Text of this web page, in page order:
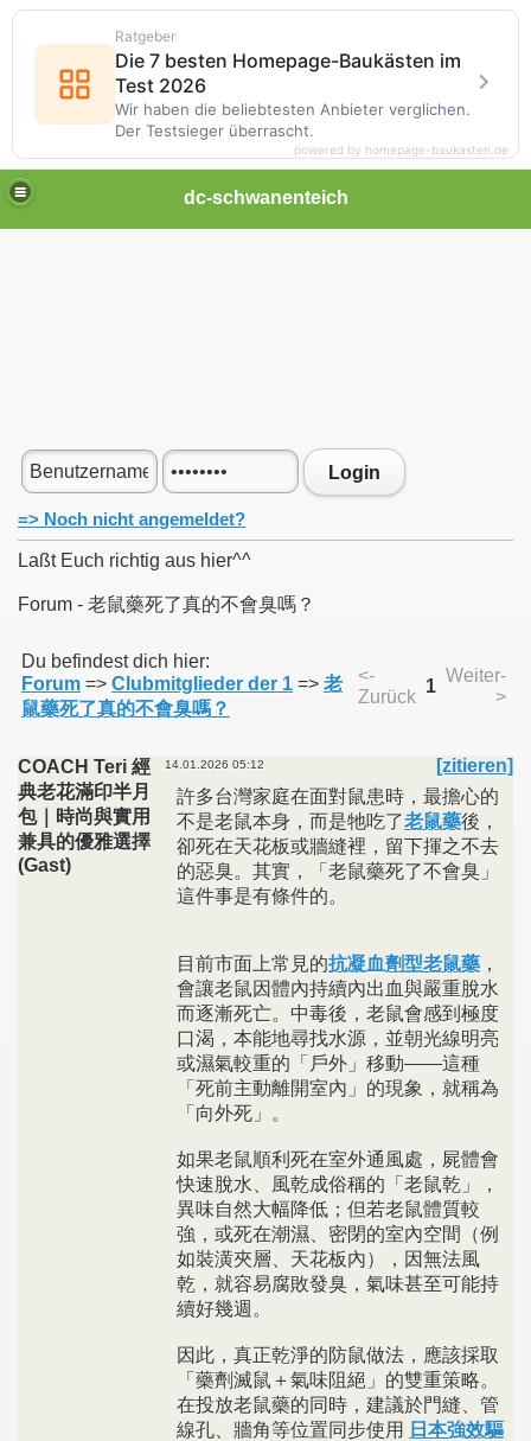
dc-schwanenteich
Login
=> Noch nicht angemeldet?
Laßt Euch richtig aus hier^^
Forum - 老鼠藥死了真的不會臭嗎？
Du befindest dich hier:
Forum => Clubmitglieder der 1 => 老
鼠藥死了真的不會臭嗎？
<-
Zurück
1
Weiter-
>
COACH Teri 經
典老花滿印半月
包｜時尚與實用
兼具的優雅選擇
(Gast)
14.01.2026 05:12
[zitieren]
許多台灣家庭在面對鼠患時，最擔心的
不是老鼠本身，而是牠吃了老鼠藥後，
卻死在天花板或牆縫裡，留下揮之不去
的惡臭。其實，「老鼠藥死了不會臭」
這件事是有條件的。
目前市面上常見的抗凝血劑型老鼠藥 ，
會讓老鼠因體內持續內出血與嚴重脫水
而逐漸死亡。中毒後，老鼠會感到極度
口渴，本能地尋找水源，並朝光線明亮
或濕氣較重的「戶外」移動——這種
「死前主動離開室內」的現象，就稱為
「向外死」。
如果老鼠順利死在室外通風處，屍體會
快速脫水、風乾成俗稱的「老鼠乾」，
異味自然大幅降低；但若老鼠體質較
強，或死在潮濕、密閉的室內空間（例
如裝潢夾層、天花板內），因無法風
乾，就容易腐敗發臭，氣味甚至可能持
續好幾週。
因此，真正乾淨的防鼠做法，應該採取
「藥劑滅鼠＋氣味阻絕」的雙重策略。
在投放老鼠藥的同時，建議於門縫、管
線孔、牆角等位置同步使用
日本強效驅
Ratgeber
Die 7 besten Homepage-Baukästen im
Test 2026
Wir haben die beliebtesten Anbieter verglichen.
Der Testsieger überrascht.
powered by homepage-baukasten.de